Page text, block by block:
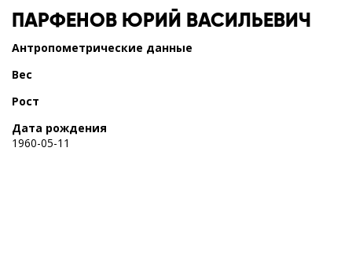
ПАРФЕНОВ ЮРИЙ ВАСИЛЬЕВИЧ
Антропометрические данные
Вес
Рост
Дата рождения
1960-05-11